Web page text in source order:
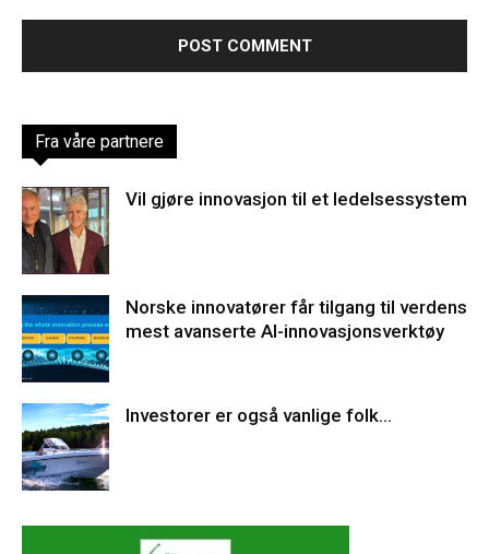
Fra våre partnere
Vil gjøre innovasjon til et ledelsessystem
Norske innovatører får tilgang til verdens
mest avanserte AI-innovasjonsverktøy
Investorer er også vanlige folk…